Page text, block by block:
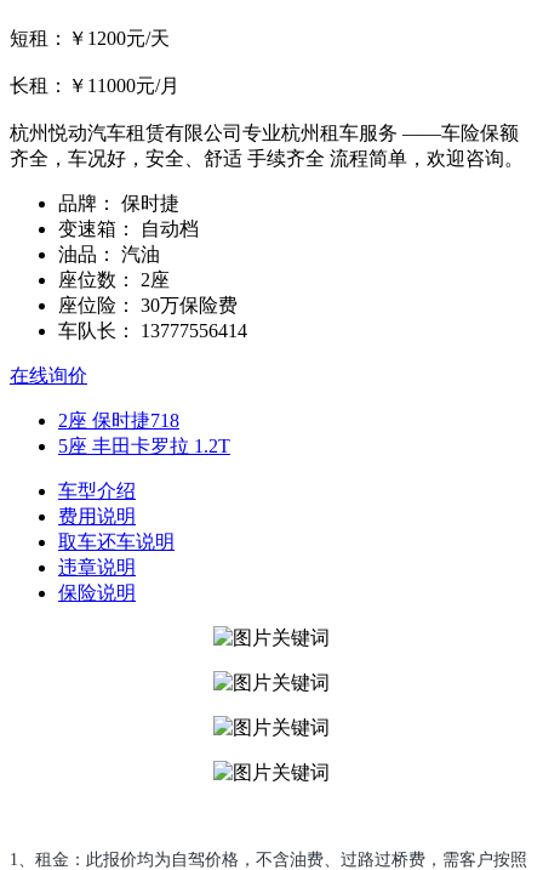
短租：￥1200元/天
长租：￥11000元/月
杭州悦动汽车租赁有限公司专业杭州租车服务 ——车险保额
齐全，车况好，安全、舒适 手续齐全 流程简单，欢迎咨询。
品牌：
保时捷
变速箱：
自动档
油品：
汽油
座位数：
2座
座位险：
30万保险费
车队长：
13777556414
在线询价
2座 保时捷718
5座 丰田卡罗拉 1.2T
车型介绍
费用说明
取车还车说明
违章说明
保险说明
1、租金：此报价均为自驾价格，不含油费、过路过桥费，需客户按照